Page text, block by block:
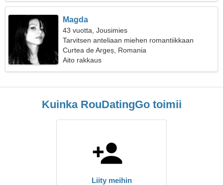
Magda
43 vuotta, Jousimies
Tarvitsen anteliaan miehen romantiikkaan
Curtea de Argeș, Romania
Aito rakkaus
Kuinka RouDatingGo toimii
Liity meihin